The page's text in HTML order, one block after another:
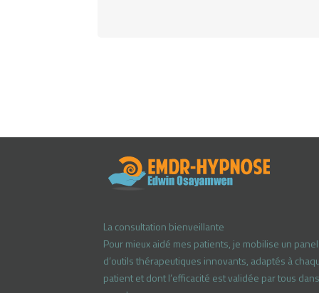
La consultation bienveillante
Pour mieux aidé mes patients, je mobilise un panel
d’outils thérapeutiques innovants, adaptés à
patient et dont l’efficacité est validée par tous